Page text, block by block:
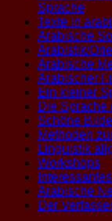
Sprache
Texte in
Arabische
Arabistik/
Arabische
Arabischer
Ein kleiner
Die Sprache
Schöne
Methoden
Linguistik
Workshops
Arabische
Der